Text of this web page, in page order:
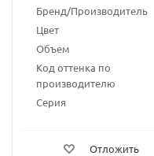
Бренд/Производитель
Цвет
Объем
Код оттенка по
производителю
Серия
Отложить